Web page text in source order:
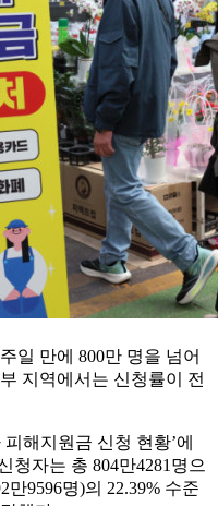
일 만에 800만 명을 넘어
지역에서는 신청률이 전
해지원금 신청 현황’에
청자는 총 804만4281명으
9596명)의 22.39% 수준